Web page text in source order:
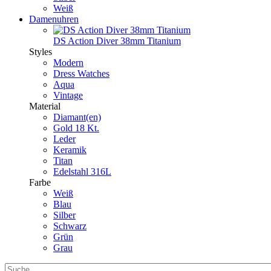
Weiß
Damenuhren
DS Action Diver 38mm Titanium
Styles
Modern
Dress Watches
Aqua
Vintage
Material
Diamant(en)
Gold 18 Kt.
Leder
Keramik
Titan
Edelstahl 316L
Farbe
Weiß
Blau
Silber
Schwarz
Grün
Grau